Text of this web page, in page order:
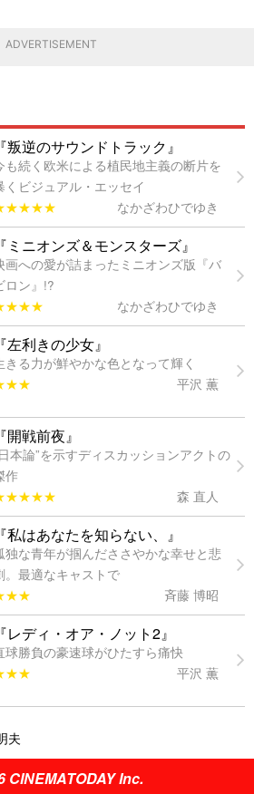
ADVERTISEMENT
『叛逆のサウンドトラック』
も続く欧米による植民地主義の断片を
くビジュアル・エッセイ
なかざわひでゆき
『ミニオンズ＆モンスターズ』
画への愛が詰まったミニオンズ版『バ
ロン』!?
なかざわひでゆき
『左利きの少女』
きる力が鮮やかな色となって輝く
平沢 薫
『開戦前夜』
本論”を示すディスカッションアクトの
作
森 直人
『私はあなたを知らない、』
独な青年が掴んだささやかな幸せと悲
。最適なキャストで
斉藤 博昭
『レディ・オア・ノット2』
球勝負の豪速球がひたすら痛快
平沢 薫
夫
CINEMATODAY Inc.